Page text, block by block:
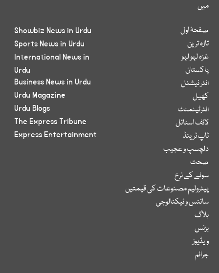
میں
صفحۂ اول
تازہ ترین
غزہ لہو لہو
پاکستان
انٹر نیشنل
کھیل
انٹرٹینمنٹ
لائف اسٹائل
ٹاپ ٹرینڈ
دلچسپ و عجیب
صحت
سونے کے نرخ
پیٹرولیم مصنوعات کی قیمتیں
سائنس و ٹیکنالوجی
بلاگ
بزنس
ویڈیوز
جرائم
Showbiz News in Urdu
Sports News in Urdu
International News in
Urdu
Business News in Urdu
Urdu Magazine
Urdu Blogs
The Express Tribune
Express Entertainment